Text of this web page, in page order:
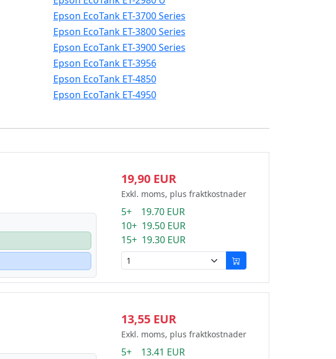
Epson EcoTank ET-3700 Series
Epson EcoTank ET-3800 Series
Epson EcoTank ET-3900 Series
Epson EcoTank ET-3956
Epson EcoTank ET-4850
Epson EcoTank ET-4950
19,90 EUR
Exkl. moms, plus fraktkostnader
5+ 19.70 EUR
10+ 19.50 EUR
15+ 19.30 EUR
13,55 EUR
Exkl. moms, plus fraktkostnader
5+ 13.41 EUR